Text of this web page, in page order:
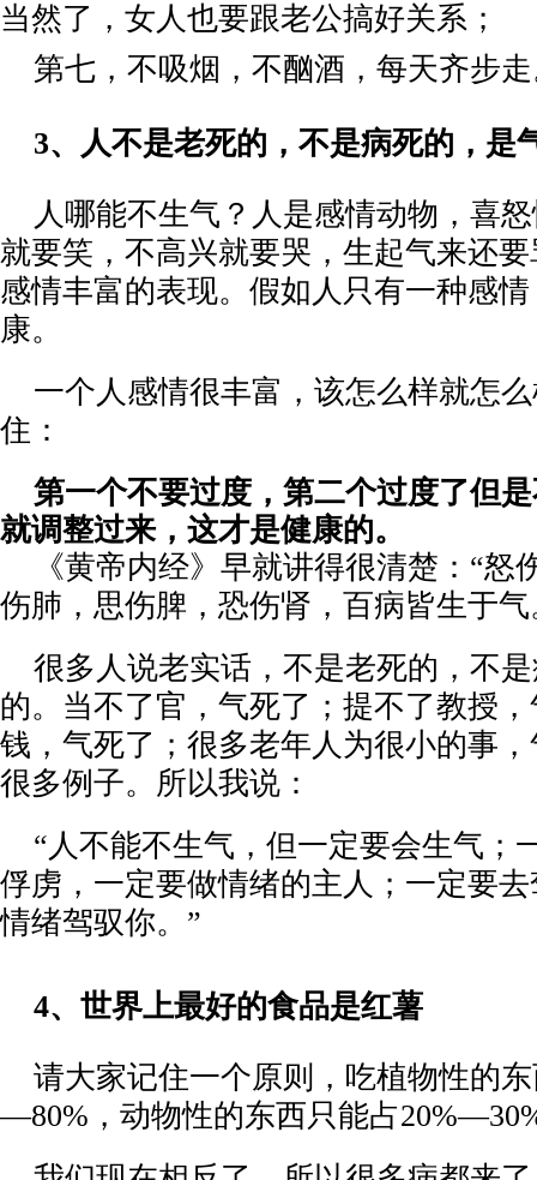
当然了，女人也要跟老公搞好关系；
第七，不吸烟，不酗酒，每天齐步
3、 人不是老死的，不是病死的，是
人哪能不生气？人是感情动物，喜
就要笑，不高兴就要哭，生起气来还
感情丰富的表现。假如人只有一种感
康。
一个人感情很丰富，该怎么样就怎
住：
第一个不要过度，第二个过度了但
就调整过来，这才是健康的。
《黄帝内经》早就讲得很清楚： “怒
伤肺，思伤脾，恐伤肾，百病皆生于
很多人说老实话，不是老死的，不
的。当不了官，气死了；提不了教授
钱，气死了；很多老年人为很小的事
很多例子。所以我说：
“人不能不生气，但一定要会生气；
俘虏，一定要做情绪的主人；一定要
情绪驾驭你。”
4、 世界上最好的食品是红薯
请大家记住一个原则，吃植物性的
—80%，动物性的东西只能占